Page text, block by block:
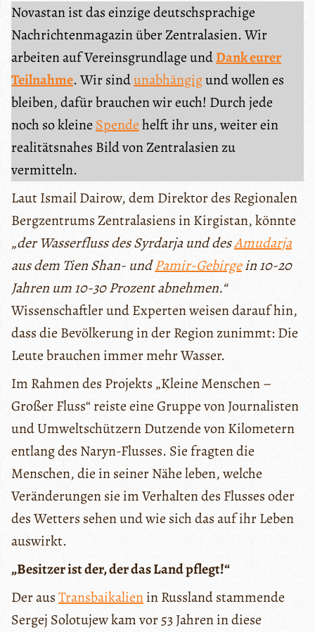
Novastan ist das einzige deutschsprachige
Nachrichtenmagazin über Zentralasien. Wir
arbeiten auf Vereinsgrundlage undDank eurer
Teilnahme. Wir sindunabhängigund wollen es
bleiben, dafür brauchen wir euch! Durch jede
noch so kleine Spendehelft ihr uns, weiter ein
realitätsnahes Bild von Zentralasien zu
vermitteln.
Laut Ismail Dairow, dem Direktor des Regionalen
Bergzentrums Zentralasiens in Kirgistan, könnte
„der Wasserfluss des Syrdarja und desAmudarja
aus dem Tien Shan- undPamir-Gebirgein 10-20
Jahren um 10-30 Prozent abnehmen.“
Wissenschaftler und Experten weisen darauf hin,
dass die Bevölkerung in der Region zunimmt: Die
Leute brauchen immer mehr Wasser.
Im Rahmen des Projekts „Kleine Menschen –
Großer Fluss“ reiste eine Gruppe von Journalisten
und Umweltschützern Dutzende von Kilometern
entlang des Naryn-Flusses. Sie fragten die
Menschen, die in seiner Nähe leben, welche
Veränderungen sie im Verhalten des Flusses oder
des Wetters sehen und wie sich das auf ihr Leben
auswirkt.
„Besitzer ist der, der das Land pflegt!“
Der ausTransbaikalienin Russland stammende
Sergej Solotujew kam vor 53 Jahren in diese